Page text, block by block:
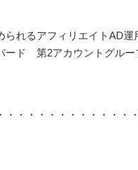
られるアフィリエイトAD運
ード 第2アカウントグルー
・・・・・・・・・・・・